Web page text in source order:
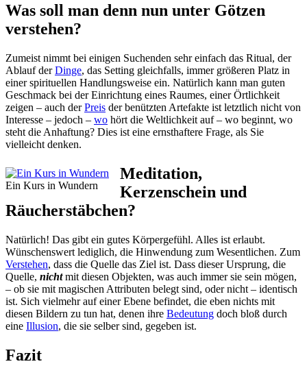
Was soll man denn nun unter Götzen
verstehen?
Zumeist nimmt bei einigen Suchenden sehr einfach das Ritual, der
Ablauf derDinge, das Setting gleichfalls, immer größeren Platz in
einer spirituellen Handlungsweise ein. Natürlich kann man guten
Geschmack bei der Einrichtung eines Raumes, einer Örtlichkeit
zeigen – auch derPreis der benützten Artefakte ist letztlich nicht von
Interesse – jedoch – wo hört die Weltlichkeit auf – wo beginnt, wo
steht die Anhaftung? Dies ist eine ernsthaftere Frage, als Sie
vielleicht denken.
Ein Kurs in Wundern
Meditation,
Kerzenschein und
Räucherstäbchen?
Natürlich! Das gibt ein gutes Körpergefühl. Alles ist erlaubt.
Wünschenswert lediglich, die Hinwendung zum Wesentlichen. Zum
Verstehen, dass die Quelle das Ziel ist. Dass dieser Ursprung, die
Quelle, nichtmit diesen Objekten, was auch immer sie sein mögen,
– ob sie mit magischen Attributen belegt sind, oder nicht – identisch
ist. Sich vielmehr auf einer Ebene befindet, die eben nichts mit
diesen Bildern zu tun hat, denen ihre Bedeutung doch bloß durch
eine Illusion, die sie selber sind, gegeben ist.
Fazit